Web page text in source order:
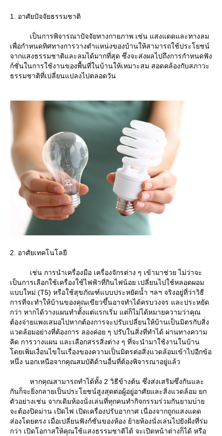
1. อาศัยปัจจัยธรรมชาติ
เป็นการพิจารณาปัจจัยทางกายภาพ เช่น แสงแดดและทางลม
เพื่อกำหนดทิศทางการวางตำแหน่งของบ้านให้สามารถใช้ประโยชน์
จากแสงธรรมชาติและลมได้มากที่สุด ซึ่งจะส่งผลไปถึงการกำหนดฟัง
ก์ชั่นในการใช้งานของพื้นที่ในบ้านให้เหมาะสม สอดคล้องกับสภาวะ
ธรรมชาติที่เปลี่ยนแปลงไปตลอดวัน
2. อาศัยเทคโนโลยี
เช่น การนำเครื่องมือ เครื่องจักรต่าง ๆ เข้ามาช่วย ไม่ว่าจะ
เป็นการเลือกใช้เครื่องใช้ไฟฟ้าที่กินไฟน้อย เปลี่ยนไปใช้หลอดผอม
บบใหม่ (T5) หรือใช้สุขภัณฑ์แบบประหยัดน้ำ ฯลฯ จริงอยู่ที่ว่าวิธี
การที่จะทำให้บ้านของคุณเขียวขึ้นอาจทำได้ครบวงจร และประหยัด
กว่า หากได้วางแผนทำตั้งแต่แรกเริ่ม แต่ก็ไม่ได้หมายความว่าคุณ
ต้องจ่ายแพงเสมอไปหากต้องการจะปรับเปลี่ยนให้บ้านเป็นมิตรกับสิ่ง
วดล้อมอย่างที่ต้องการ ลองค่อย ๆ ปรับในสิ่งที่ทำได้ ผ่านทางความ
คิด การวางแผน และเลือกสรรสิ่งต่าง ๆ ที่จะนำมาใช้งานในบ้าน
ดยเพิ่มเงื่อนไขในเรื่องของความเป็นมิตรต่อสิ่งแวดล้อมเข้าไปอีกข้อ
หนึ่ง นอกเหนือจากคุณสมบัติด้านอื่นที่ต้องพิจารณาอยู่แล้ว
หากคุณสามารถทำได้ทั้ง 2 วิธีข้างต้น ซึ่งส่งเสริมซึ่งกันและ
กันก็จะยิ่งกลายเป็นประโยชน์สูงสุดต่อผู้อยู่อาศัยและสิ่งแวดล้อม ยก
ตัวอย่างเช่น จากเดิมห้องนั่งเล่นที่ทุกคนทำกิจกรรมร่วมกันยามบ่า
จะต้องปิดม่าน เปิดไฟ เปิดเครื่องปรับอากาศ เนื่องจากถูกแสงแดด
ส่องโดยตรง เมื่อเปลี่ยนฟังก์ชั่นของห้อง ย้ายห้องนั่งเล่นไปยังฝั่งที่ร่ม
กว่า เปิดโอกาสให้คุณใช้แสงธรรมชาติได้ จะเปิดหน้าต่างก็ได้ หรือ